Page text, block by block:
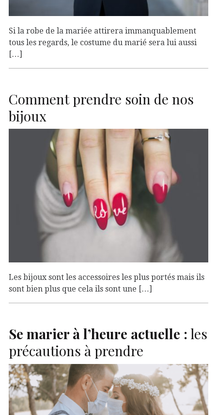
Si la robe de la mariée attirera immanquablement
tous les regards, le costume du marié sera lui aussi
[…]
Comment prendre soin de nos
bijoux
Les bijoux sont les accessoires les plus portés mais ils
sont bien plus que cela ils sont une […]
Se marier à l’heure actuelle : les
précautions à prendre